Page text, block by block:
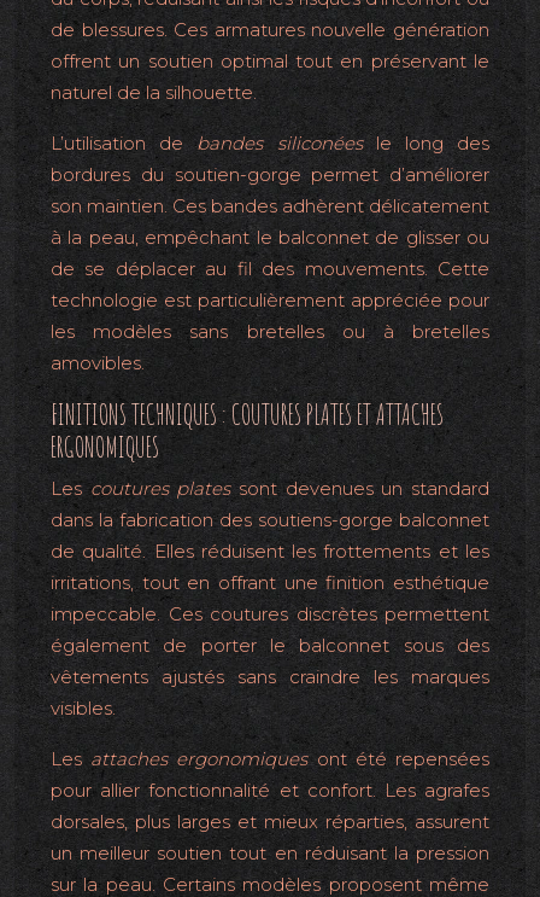
de blessures. Ces armatures nouvelle génération
offrent un soutien optimal tout en préservant le
naturel de la silhouette.
L’utilisation debandes siliconées le long des
bordures du soutien-gorge permet d’améliorer
son maintien. Ces bandes adhèrent délicatement
à la peau, empêchant le balconnet de glisser ou
de se déplacer au fil des mouvements. Cette
technologie est particulièrement appréciée pour
les modèles sans bretelles ou à bretelles
amovibles.
FINITIONS TECHNIQUES : COUTURES PLATES ET ATTACHES
ERGONOMIQUES
Lescoutures platessont devenues un standard
dans la fabrication des soutiens-gorge balconnet
de qualité. Elles réduisent les frottements et les
irritations, tout en offrant une finition esthétique
impeccable. Ces coutures discrètes permettent
également de porter le balconnet sous des
vêtements ajustés sans craindre les marques
visibles.
Les attaches ergonomiquesont été repensées
pour allier fonctionnalité et confort. Les agrafes
dorsales, plus larges et mieux réparties, assurent
un meilleur soutien tout en réduisant la pression
sur la peau. Certains modèles proposent même